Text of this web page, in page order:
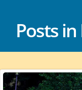
Posts